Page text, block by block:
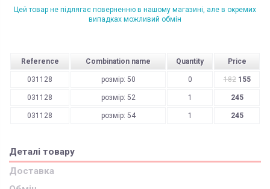
Цей товар не підлягає поверненню в нашому магазині, але в окремих
випадках можливий обмін
Reference Combination name Quantity Price
031128 розмір: 50 0 182 155
031128 розмір: 52 1 245
031128 розмір: 54 1 245
Деталі товару
Доставка